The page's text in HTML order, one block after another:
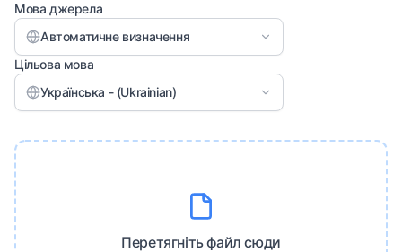
Мова джерела
Автоматичне визначення
Цільова мова
Українська - (Ukrainian)
Перетягніть файл сюди